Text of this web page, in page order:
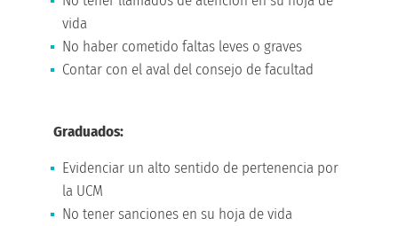
vida
No haber cometido faltas leves o graves
Contar con el aval del consejo de facultad
Graduados:
Evidenciar un alto sentido de pertenencia por
la UCM
No tener sanciones en su hoja de vida